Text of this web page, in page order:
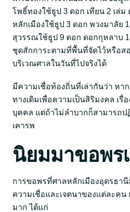
โพธิ์ทองใช้ธูป 3 ดอก เทียน 2 เล่ม
หลักเมืองใช้ธูป 3 ดอก พวงมาลัย
สุวรรณใช้ธูป 9 ดอก ดอกกุหลาบ
ชุดสักการะตามที่พื้นที่จัดไว้หรือส
บริเวณศาลในวันที่ไปจริงได้
มีความเชื่อท้องถิ่นที่เล่ากันว่า หา
ทางเดิมเพื่อความเป็นสิริมงคล เรื่
บุคคล แต่ถ้าไม่ลำบากก็สามารถป
เคารพ
นิยมมาขอพร
การขอพรที่ศาลหลักเมืองอุดรธา
ความเชื่อและเจตนาของแต่ละค
มาก ได้แก่